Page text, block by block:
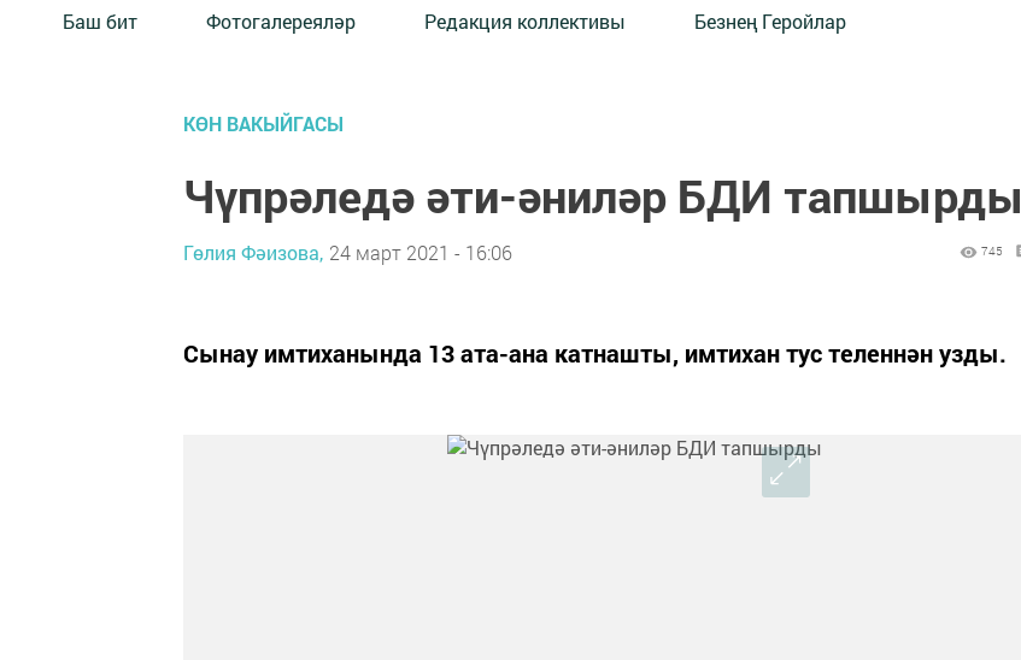
Баш бит Фотогалереяләр Редакция коллективы Безнең Геройлар
КӨН ВАКЫЙГАСЫ
Чүпрәледә әти-әниләр БДИ тапшырды
Гөлия Фәизова, 24 март 2021 - 16:06 745
Сынау имтиханында 13 ата-ана катнашты, имтихан тус теленнән узды.